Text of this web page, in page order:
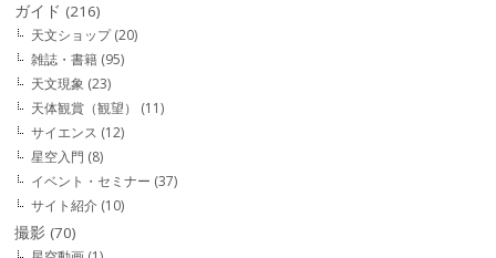
ガイド (216)
天文ショップ(20)
雑誌・書籍 (95)
天文現象 (23)
天体観賞（観望）
(11)
サイエンス (12)
星空入門 (8)
イベント・セミナー (37)
サイト紹介 (10)
撮影 (70)